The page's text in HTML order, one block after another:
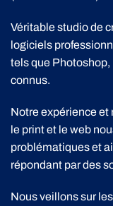
Véritable studio de
logiciels
tels que Photoshop,
connus.
Notre expérience et
le print et le web
problématiques et
répondant par des
Nous veillons sur